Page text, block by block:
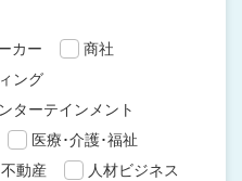
カー
商社
ング
ターテインメント
医療･介護･福祉
不動産
人材ビジネス